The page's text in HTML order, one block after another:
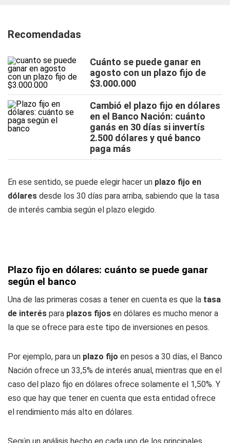
Recomendadas
Cuánto se puede ganar en
agosto con un plazo fijo de
$3.000.000
Cambió el plazo fijo en dólares
en el Banco Nación: cuánto
ganás en 30 días si invertís
2.500 dólares y qué banco
paga más
En ese sentido, se puede elegir hacer un plazo fijo en
dólares desde los 30 días para arriba, sabiendo que la tasa
de interés cambia según el plazo elegido.
Plazo fijo en dólares: cuánto se puede ganar
según el banco
Una de las primeras cosas a tener en cuenta es que la tasa
de interés para plazos fijos en dólares es mucho menor a
la que se ofrece para este tipo de inversiones en pesos.
Por ejemplo, para un plazo fijo en pesos a 30 días, el Banco
Nación ofrece un 33,5% de interés anual, mientras que en el
caso del plazo fijo en dólares ofrece solamente el 1,50%. Y
eso que hay que tener en cuenta que esta entidad ofrece
el rendimiento más alto en dólares.